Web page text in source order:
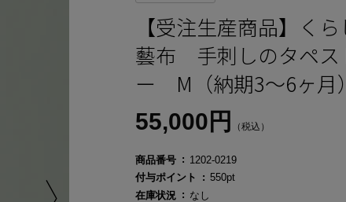
【受注生産商品】く
藝布 手刺しのタペス
ー M（納期3～6ヶ月）
55,000円 （税込）
商品番号
1202-0219
付与ポイント
550pt
在庫状況
なし